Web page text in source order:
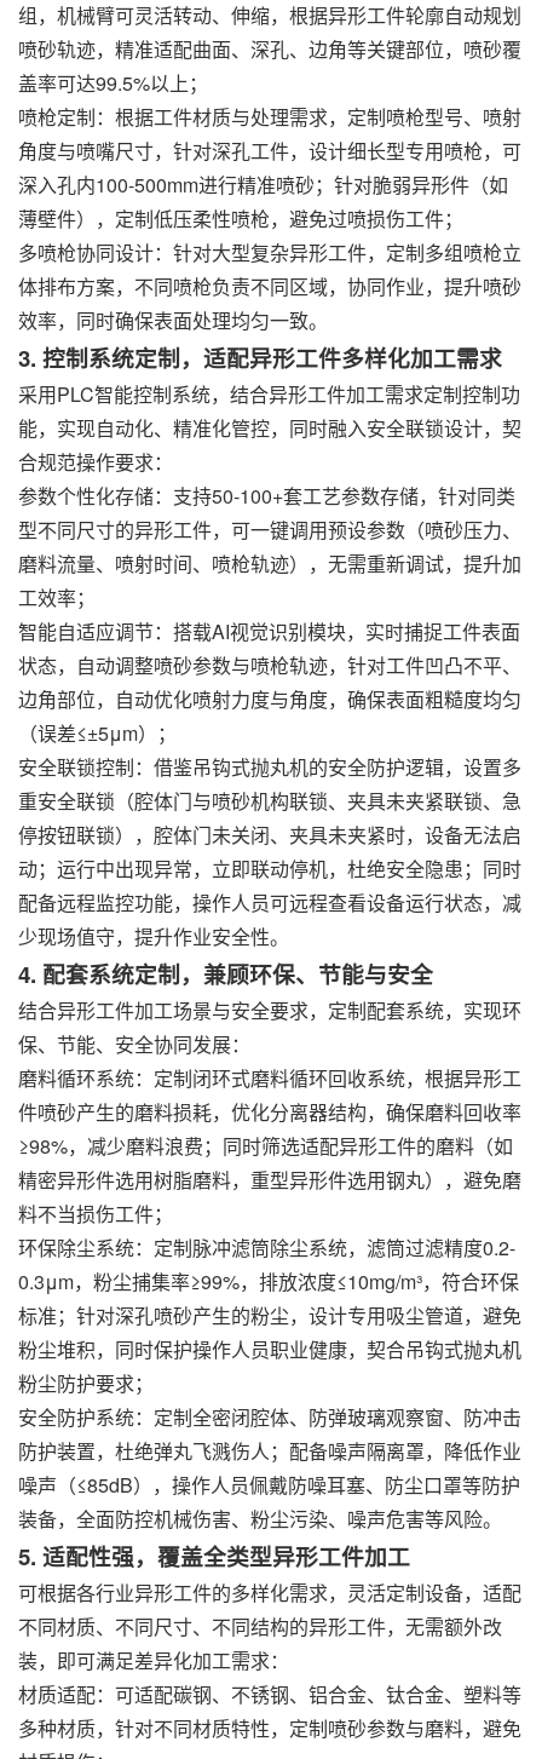
组，机械臂可灵活转动、伸缩，根据异形工件轮廓自动规划
喷砂轨迹，精准适配曲面、深孔、边角等关键部位，喷砂覆
盖率可达99.5%以上；
喷枪定制：根据工件材质与处理需求，定制喷枪型号、喷射
角度与喷嘴尺寸，针对深孔工件，设计细长型专用喷枪，可
深入孔内100-500mm进行精准喷砂；针对脆弱异形件（如
薄壁件），定制低压柔性喷枪，避免过喷损伤工件；
多喷枪协同设计：针对大型复杂异形工件，定制多组喷枪立
体排布方案，不同喷枪负责不同区域，协同作业，提升喷砂
效率，同时确保表面处理均匀一致。
3. 控制系统定制，适配异形工件多样化加工需求
采用PLC智能控制系统，结合异形工件加工需求定制控制功
能，实现自动化、精准化管控，同时融入安全联锁设计，契
合规范操作要求：
参数个性化存储：支持50-100+套工艺参数存储，针对同类
型不同尺寸的异形工件，可一键调用预设参数（喷砂压力、
磨料流量、喷射时间、喷枪轨迹），无需重新调试，提升加
工效率；
智能自适应调节：搭载AI视觉识别模块，实时捕捉工件表面
状态，自动调整喷砂参数与喷枪轨迹，针对工件凹凸不平、
边角部位，自动优化喷射力度与角度，确保表面粗糙度均匀
（误差≤±5μm）；
安全联锁控制：借鉴吊钩式抛丸机的安全防护逻辑，设置多
重安全联锁（腔体门与喷砂机构联锁、夹具未夹紧联锁、急
停按钮联锁），腔体门未关闭、夹具未夹紧时，设备无法启
动；运行中出现异常，立即联动停机，杜绝安全隐患；同时
配备远程监控功能，操作人员可远程查看设备运行状态，减
少现场值守，提升作业安全性。
4. 配套系统定制，兼顾环保、节能与安全
结合异形工件加工场景与安全要求，定制配套系统，实现环
保、节能、安全协同发展：
磨料循环系统：定制闭环式磨料循环回收系统，根据异形工
件喷砂产生的磨料损耗，优化分离器结构，确保磨料回收率
≥98%，减少磨料浪费；同时筛选适配异形工件的磨料（如
精密异形件选用树脂磨料，重型异形件选用钢丸），避免磨
料不当损伤工件；
环保除尘系统：定制脉冲滤筒除尘系统，滤筒过滤精度0.2-
0.3μm，粉尘捕集率≥99%，排放浓度≤10mg/m³，符合环保
标准；针对深孔喷砂产生的粉尘，设计专用吸尘管道，避免
粉尘堆积，同时保护操作人员职业健康，契合吊钩式抛丸机
粉尘防护要求；
安全防护系统：定制全密闭腔体、防弹玻璃观察窗、防冲击
防护装置，杜绝弹丸飞溅伤人；配备噪声隔离罩，降低作业
噪声（≤85dB），操作人员佩戴防噪耳塞、防尘口罩等防护
装备，全面防控机械伤害、粉尘污染、噪声危害等风险。
5. 适配性强，覆盖全类型异形工件加工
可根据各行业异形工件的多样化需求，灵活定制设备，适配
不同材质、不同尺寸、不同结构的异形工件，无需额外改
装，即可满足差异化加工需求：
材质适配：可适配碳钢、不锈钢、铝合金、钛合金、塑料等
多种材质，针对不同材质特性，定制喷砂参数与磨料，避免